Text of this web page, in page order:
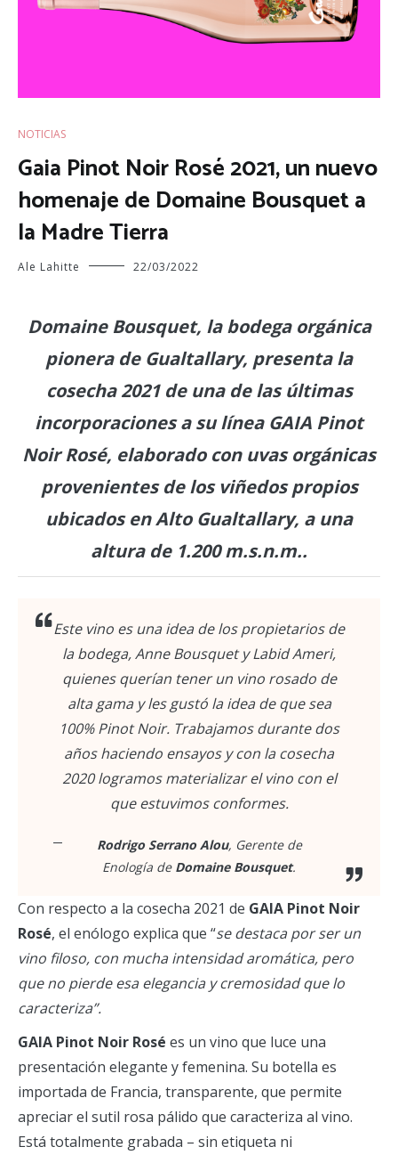
NOTICIAS
Gaia Pinot Noir Rosé 2021, un nuevo
homenaje de Domaine Bousquet a
la Madre Tierra
Ale Lahitte 22/03/2022
Domaine Bousquet, la bodega orgánica
pionera de Gualtallary, presenta la
cosecha 2021 de una de las últimas
incorporaciones a su línea GAIA Pinot
Noir Rosé, elaborado con uvas orgánicas
provenientes de los viñedos propios
ubicados en Alto Gualtallary, a una
altura de 1.200 m.s.n.m..
Este vino es una idea de los propietarios de
la bodega, Anne Bousquet y Labid Ameri,
quienes querían tener un vino rosado de
alta gama y les gustó la idea de que sea
100% Pinot Noir. Trabajamos durante dos
años haciendo ensayos y con la cosecha
2020 logramos materializar el vino con el
que estuvimos conformes.
Rodrigo Serrano Alou, Gerente de
Enología de Domaine Bousquet.
Con respecto a la cosecha 2021 de GAIA Pinot Noir
Rosé, el enólogo explica que “se destaca por ser un
vino filoso, con mucha intensidad aromática, pero
que no pierde esa elegancia y cremosidad que lo
caracteriza”.
GAIA Pinot Noir Rosé es un vino que luce una
presentación elegante y femenina. Su botella es
importada de Francia, transparente, que permite
apreciar el sutil rosa pálido que caracteriza al vino.
Está totalmente grabada – sin etiqueta ni